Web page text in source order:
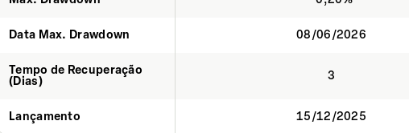
Data Max. Drawdown 08/06/2026
Tempo de Recuperação
(Dias)
3
Lançamento 15/12/2025